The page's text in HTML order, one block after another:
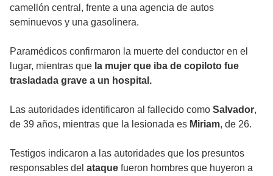
camellón central, frente a una agencia de autos
seminuevos y una gasolinera.
Paramédicos confirmaron la muerte del conductor en el
lugar, mientras que la mujer que iba de copiloto fue
trasladada grave a un hospital.
Las autoridades identificaron al fallecido como Salvador,
de 39 años, mientras que la lesionada es Miriam, de 26.
Testigos indicaron a las autoridades que los presuntos
responsables del ataque fueron hombres que huyeron a